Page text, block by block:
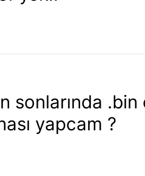
sonlarında .bin
yapcam ?